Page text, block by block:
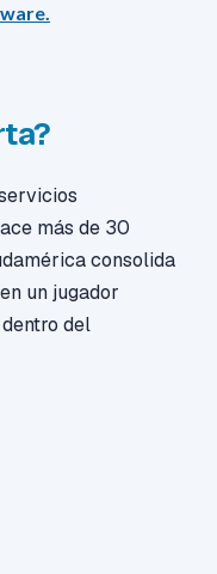
más de 30
consolida
un jugador
del